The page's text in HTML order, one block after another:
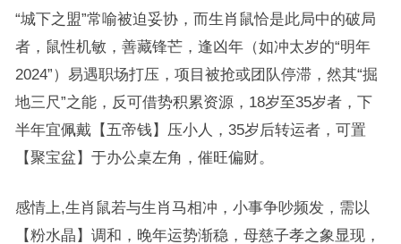
“城下之盟”常喻被迫妥协，而生肖鼠恰是此局中的破局
者，鼠性机敏，善藏锋芒，逢凶年（如冲太岁的“明年
2024”）易遇职场打压，项目被抢或团队停滞，然其“掘
地三尺”之能，反可借势积累资源，18岁至35岁者，下
半年宜佩戴【五帝钱】压小人，35岁后转运者，可置
【聚宝盆】于办公桌左角，催旺偏财。
感情上,生肖鼠若与生肖马相冲，小事争吵频发，需以
【粉水晶】调和，晚年运势渐稳，母慈子孝之象显现，